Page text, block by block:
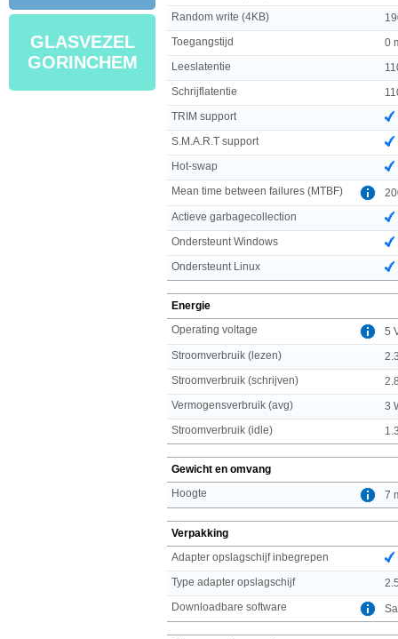
GLASVEZEL
GORINCHEM
Random write (4KB)
Toegangstijd
0
Leeslatentie
Schrijflatentie
TRIM support
S.M.A.R.T support
Hot-swap
Mean time between failures (MTBF)
Actieve garbagecollection
Ondersteunt Windows
Ondersteunt Linux
Energie
Operating voltage
5
Stroomverbruik (lezen)
Stroomverbruik (schrijven)
Vermogensverbruik (avg)
3
Stroomverbruik (idle)
Gewicht en omvang
Hoogte
7
Verpakking
Adapter opslagschijf inbegrepen
Type adapter opslagschijf
Downloadbare software